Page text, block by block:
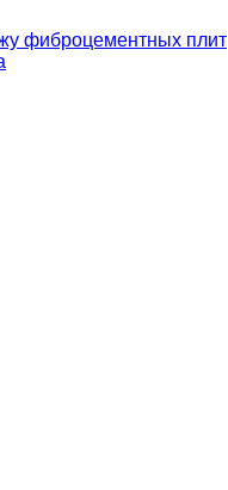
фиброцементных плит